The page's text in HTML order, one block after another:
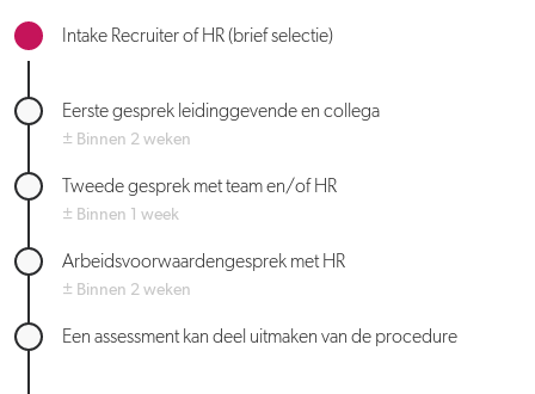
Intake Recruiter of HR (brief selectie)
Eerste gesprek leidinggevende en collega
± Binnen 2 weken
Tweede gesprek met team en/of HR
± Binnen 1 week
Arbeidsvoorwaardengesprek met HR
± Binnen 2 weken
Een assessment kan deel uitmaken van de procedure